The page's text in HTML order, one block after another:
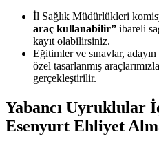
İl Sağlık Müdürlükleri
araç kullanabilir” ibareli
kayıt olabilirsiniz.
Eğitimler ve sınavlar,
özel tasarlanmış
gerçekleştirilir.
Yabancı Uyruklular
Esenyurt Ehliyet